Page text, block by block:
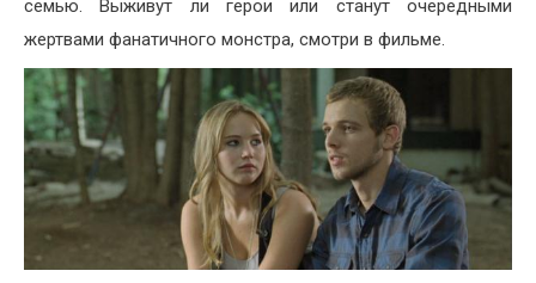
семью. Выживут ли герои или станут очередными
жертвами фанатичного монстра, смотри в фильме.